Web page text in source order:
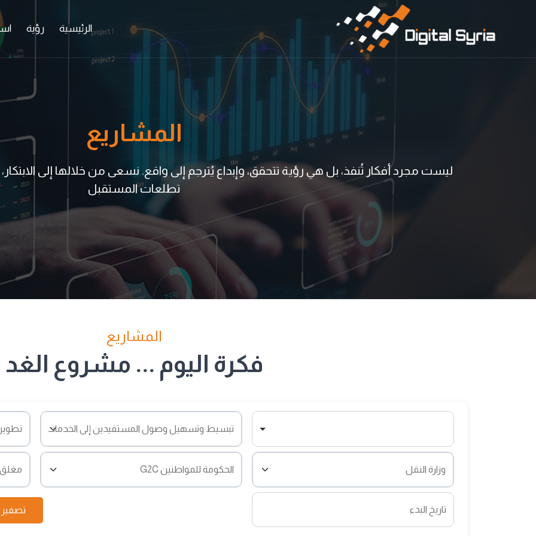
الرئيسية رؤية
المشاريع
ليست مجرد أفكار تُنفذ، بل هي رؤية تتحقق، وإبداع يُترجم إلى واقع. نسعى من خلالها إلى
تطلعات المستقبل
المشاريع
فكرة اليوم ... مشروع الغد
تاريخ البدء تصفير